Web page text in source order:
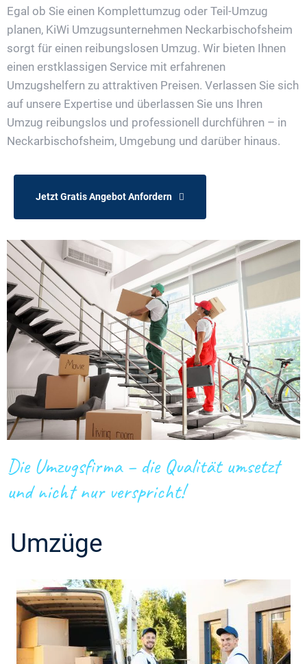
Egal ob Sie einen Komplettumzug oder Teil-Umzug
planen, KiWi Umzugsunternehmen Neckarbischofsheim
sorgt für einen reibungslosen Umzug. Wir bieten Ihnen
einen erstklassigen Service mit erfahrenen
Umzugshelfern zu attraktiven Preisen. Verlassen Sie sich
auf unsere Expertise und überlassen Sie uns Ihren
Umzug reibungslos und professionell durchführen – in
Neckarbischofsheim, Umgebung und darüber hinaus.
Jetzt Gratis Angebot Anfordern
Die Umzugsfirma – die Qualität umsetzt
und nicht nur verspricht!
Umzüge